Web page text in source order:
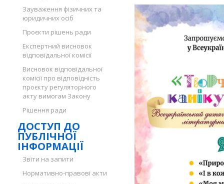
Зауваження фізичних та
юридичних осіб
Проєкти рішень ради
Експертний висновок
відповідальної комісії
Висновок відповідальної
комісії про відповідність
проєкту регуляторного
акту вимогам Закону
Рішення ради
ДОСТУП ДО
ПУБЛІЧНОЇ
ІНФОРМАЦІЇ
Звіти на запити
Нормативно-правові акти